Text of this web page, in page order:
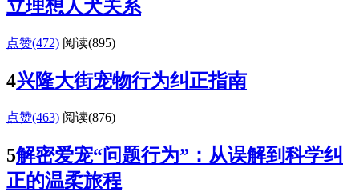
立理想人犬关系
点赞(472) 阅读(895)
4兴隆大街宠物行为纠正指南
点赞(463) 阅读(876)
5解密爱宠“问题行为”：从误解到科学纠
正的温柔旅程